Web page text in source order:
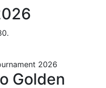
Golden